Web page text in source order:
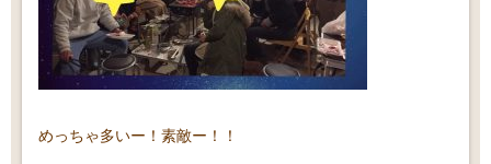
めっちゃ多いー！素敵ー！！